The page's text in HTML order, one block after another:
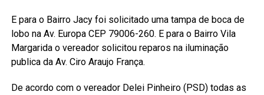
E para o Bairro Jacy foi solicitado uma tampa de boca de
lobo na Av. Europa CEP 79006-260. E para o Bairro Vila
Margarida o vereador solicitou reparos na iluminação
publica da Av. Ciro Araujo França.
De acordo com o vereador Delei Pinheiro (PSD) todas as